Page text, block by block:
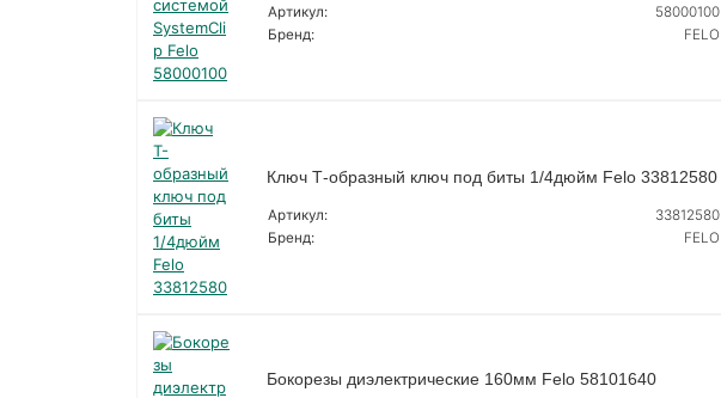
Артикул:
58000100
Бренд:
FELO
Ключ Т-образный ключ под биты 1/4дюйм Felo 33812580
Артикул:
33812580
Бренд:
FELO
Бокорезы диэлектрические 160мм Felo 58101640